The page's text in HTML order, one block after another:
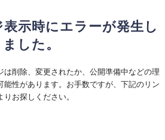
示時にエラーが発生し
ました。
は削除、変更されたか、公開準備中などの理
能性があります。お手数ですが、下記のリン
りお探しください。